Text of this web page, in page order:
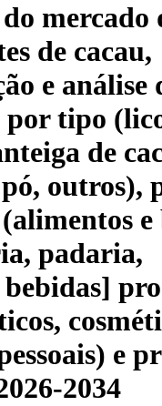
mercado
de cacau,
e análise
tipo
de
outros),
e
padaria,
e
2034